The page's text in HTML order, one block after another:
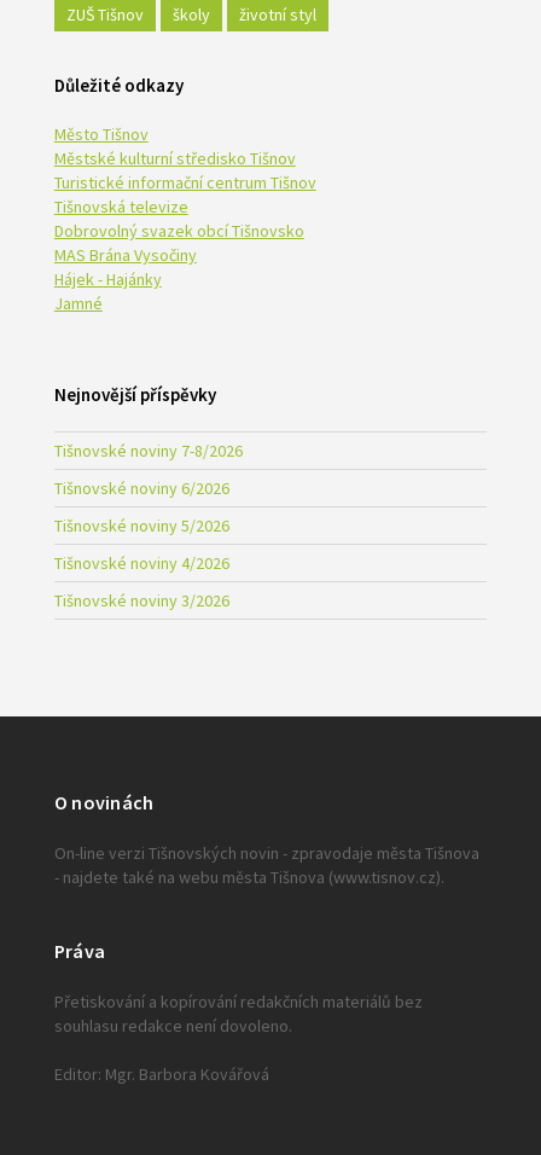
ZUŠ Tišnov
školy životní styl
Důležité odkazy
Město Tišnov
Městské kulturní středisko Tišnov
Turistické informační centrum Tišnov
Tišnovská televize
Dobrovolný svazek obcí Tišnovsko
MAS Brána Vysočiny
Hájek - Hajánky
Jamné
Nejnovější příspěvky
Tišnovské noviny 7-8/2026
Tišnovské noviny 6/2026
Tišnovské noviny 5/2026
Tišnovské noviny 4/2026
Tišnovské noviny 3/2026
O novinách
On-line verzi Tišnovských novin - zpravodaje města Tišnova
- najdete také na webu města Tišnova (www.tisnov.cz).
Práva
Přetiskování a kopírování redakčních materiálů bez
souhlasu redakce není dovoleno.
Editor: Mgr. Barbora Kovářová